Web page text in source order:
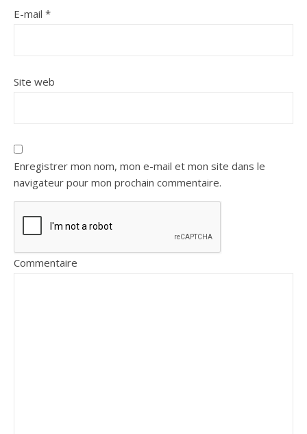
E-mail *
Site web
Enregistrer mon nom, mon e-mail et mon site dans le
navigateur pour mon prochain commentaire.
Commentaire